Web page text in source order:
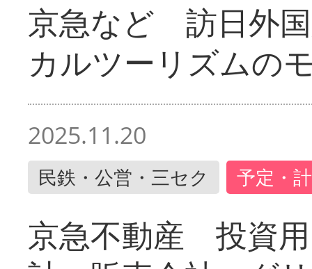
京急など 訪日外
カルツーリズムの
2025.11.20
民鉄・公営・三セク 予定・
京急不動産 投資